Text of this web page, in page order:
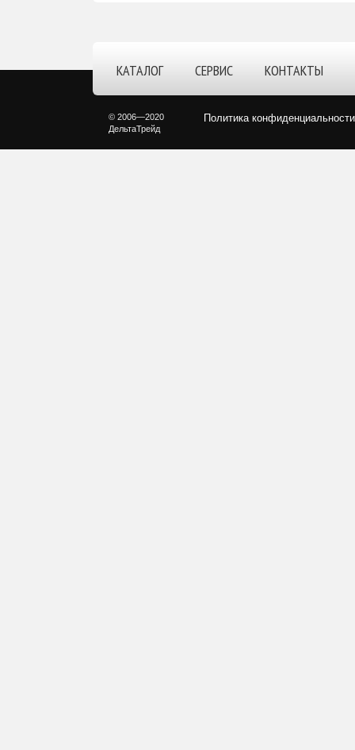
КАТАЛОГ СЕРВИС КОНТАКТЫ
Политика конфиденциальности
© 2006—2020
ДельтаТрейд